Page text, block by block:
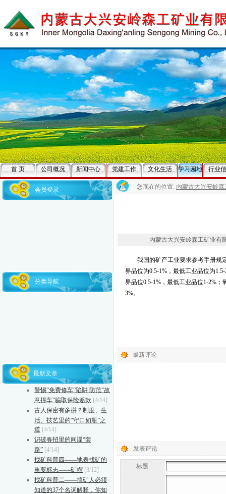
首 页 公司概况 新闻中心 党建工作 文化生活 学习园地 行业
会员登录
分类导航
最新文章
警惕“免费修车”陷阱 防范“故
意撞车”骗取保险赔款 [4/14]
古人保密有多拼？制度、生
活、技艺里的“守口如瓶”之
道 [4/14]
识破春招里的间谍“套
路” [4/14]
找矿科普四——地表找矿的
重要标志——矿帽 [3/12]
找矿科普二——搞矿人必须
知道的37个名词解释，你知
您现在的位置: 内蒙古大兴安岭
内蒙古大兴安岭森工矿业有
我国的矿产工业要求参考手册规
界品位为0.5-1% ，最低工业品位为
界品位0.5-1% ，最低工业品位1-2% ；
3%。
最新评论
发表评论
标题